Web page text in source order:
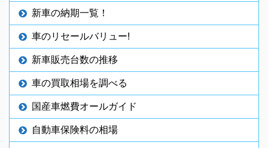
新車の納期一覧！
車のリセールバリュー!
新車販売台数の推移
車の買取相場を調べる
国産車燃費オールガイド
自動車保険料の相場